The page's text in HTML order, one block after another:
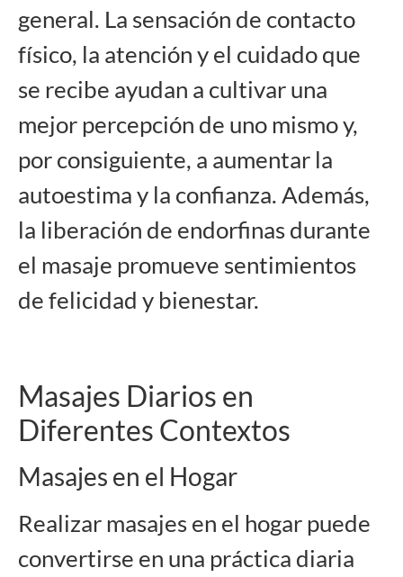
general. La sensación de contacto
físico, la atención y el cuidado que
se recibe ayudan a cultivar una
mejor percepción de uno mismo y,
por consiguiente, a aumentar la
autoestima y la confianza. Además,
la liberación de endorfinas durante
el masaje promueve sentimientos
de felicidad y bienestar.
Masajes Diarios en
Diferentes Contextos
Masajes en el Hogar
Realizar masajes en el hogar puede
convertirse en una práctica diaria